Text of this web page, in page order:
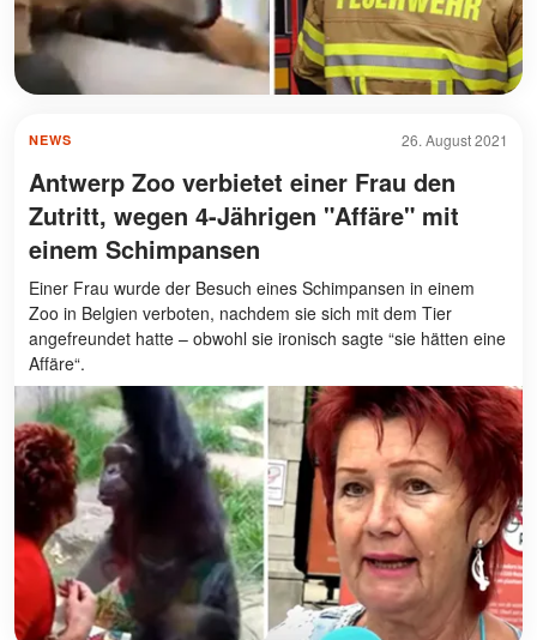
26. August 2021
NEWS
Antwerp Zoo verbietet einer Frau den
Zutritt, wegen 4-Jährigen "Affäre" mit
einem Schimpansen
Einer Frau wurde der Besuch eines Schimpansen in einem
Zoo in Belgien verboten, nachdem sie sich mit dem Tier
angefreundet hatte – obwohl sie ironisch sagte “sie hätten eine
Affäre“.